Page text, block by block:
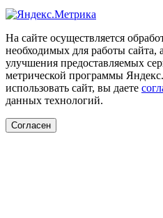
На сайте осуществляется
необходимых для работы сайта,
улучшения предоставляемых
метрической программы
использовать сайт, вы даете
данных технологий.
Согласен